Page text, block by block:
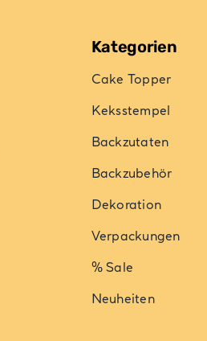
Kategorien
Cake Topper
Keksstempel
Backzutaten
Backzubehör
Dekoration
Verpackungen
% Sale
Neuheiten